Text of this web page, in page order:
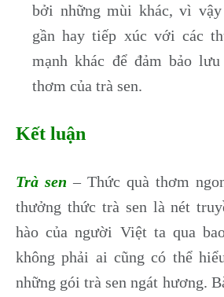
bởi những mùi khác, vì
gần hay tiếp xúc với các
mạnh khác để đảm bảo
thơm của trà sen.
Kết luận
Trà sen – Thức quà thơm
thưởng thức trà sen là nét
hào của người Việt ta qua
không phải ai cũng có thể
những gói trà sen ngát hương.